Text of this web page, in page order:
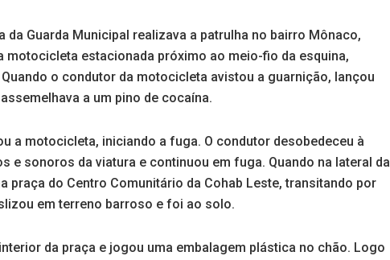
da Guarda Municipal realizava a patrulha no bairro Mônaco,
motocicleta estacionada próximo ao meio-fio da esquina,
o condutor da motocicleta avistou a guarnição, lançou
a um pino de cocaína.
a motocicleta, iniciando a fuga. O condutor desobedeceu à
e sonoros da viatura e continuou em fuga. Quando na lateral da
praça do Centro Comunitário da Cohab Leste, transitando por
em terreno barroso e foi ao solo.
da praça e jogou uma embalagem plástica no chão. Logo